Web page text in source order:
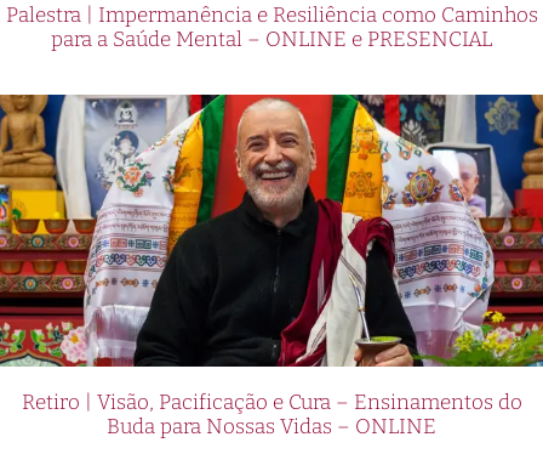
Palestra | Impermanência e Resiliência como Caminhos
para a Saúde Mental – ONLINE e PRESENCIAL
Retiro | Visão, Pacificação e Cura – Ensinamentos do
Buda para Nossas Vidas – ONLINE